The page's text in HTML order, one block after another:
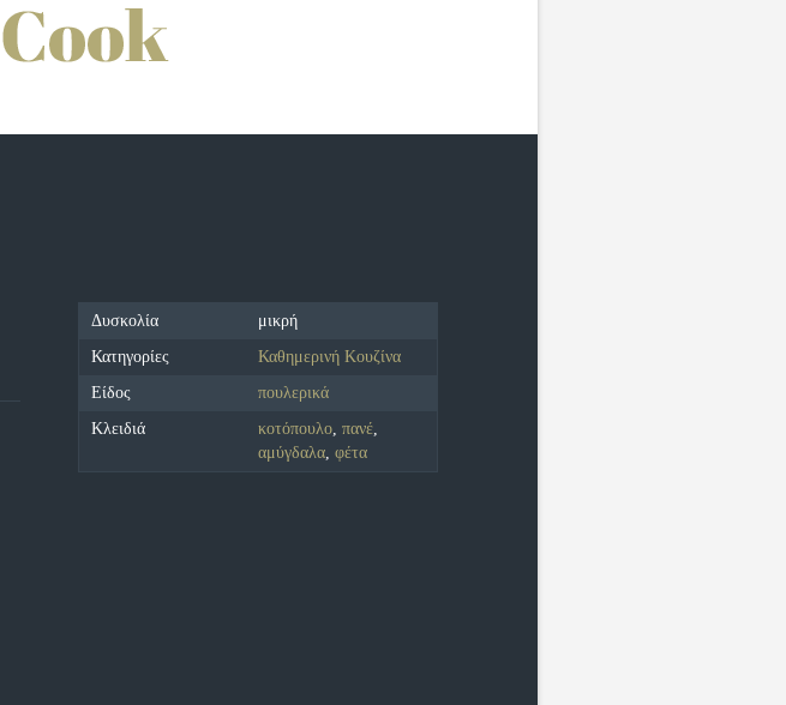
Δυσκολία
μικρή
Κατηγορίες
Καθημερινή Κουζίνα
Είδος
πουλερικά
Κλειδιά
κοτόπουλο,πανέ,
αμύγδαλα,φέτα